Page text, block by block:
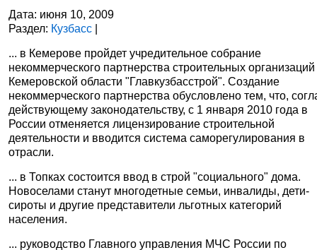
Дата: июня 10, 2009
Раздел: Кузбасс |
... в Кемерове пройдет учредительное собрание
некоммерческого партнерства строительных организаций
Кемеровской области "Главкузбасстрой". Создание
некоммерческого партнерства обусловлено тем, что,
действующему законодательству, с 1 января 2010 года в
России отменяется лицензирование строительной
деятельности и вводится система саморегулирования в
отрасли.
... в Топках состоится ввод в строй "социального" дома.
Новоселами станут многодетные семьи, инвалиды, дети-
сироты и другие представители льготных категорий
населения.
... руководство Главного управления МЧС России по